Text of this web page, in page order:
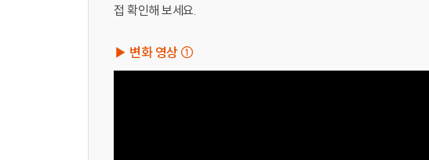
접 확인해 보세요.
▶ 변화 영상 ①